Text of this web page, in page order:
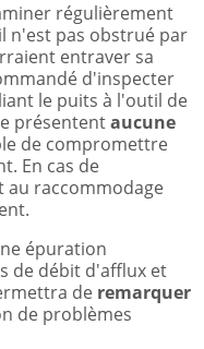
régulièrement
n'est pas obstrué par
entraver sa
d'inspecter
le puits à l'outil de
présententaucune
de compromettre
En cas de
au raccommodage
épuration
de débit d'afflux et
de remarquer
de problèmes